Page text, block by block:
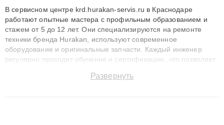
В сервисном центре krd.hurakan-servis.ru в Краснодаре
работают опытные мастера с профильным образованием и
стажем от 5 до 12 лет. Они специализируются на ремонте
техники бренда Hurakan, используют современное
оборудование и оригинальные запчасти. Каждый инженер
регулярно проходит обучение и сертификацию, что позволяет
технику с сохранением гарантии до 3 лет. Наши мастера
Развернуть